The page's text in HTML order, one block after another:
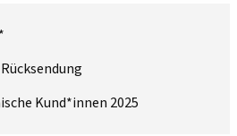
Kund*innen 2025